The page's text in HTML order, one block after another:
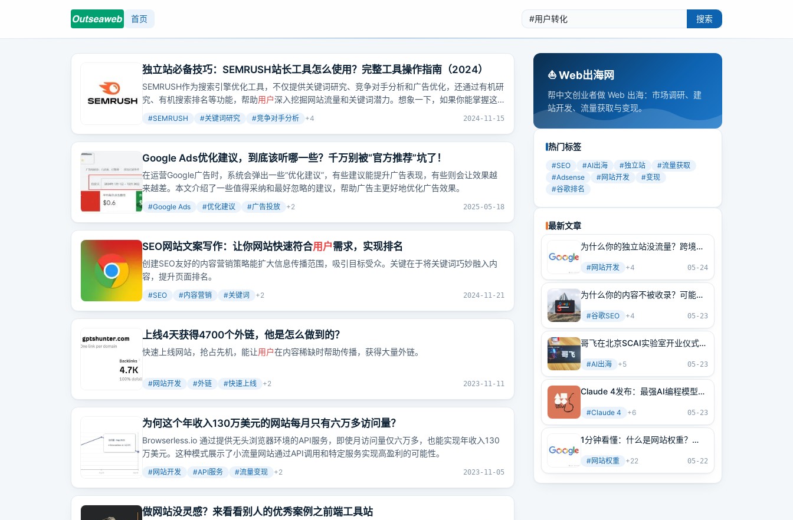
首页 搜索
独立站必备技巧：SEMRUSH站长工具怎么使用？完整工具操作指南（2024）
SEMRUSH作为搜索引擎优化工具，不仅提供关键词研究、竞争对手分析和广告优化，还通过有机研
究、有机搜索排名等功能，帮助用户深入挖掘网站流量和关键词潜力。想象一下，如果你能掌握这
些功能，是不是就能在SEO领域更进一步了呢？
#SEMRUSH #关键词研究 #竞争对手分析 +4 2024-11-15
Google Ads优化建议，到底该听哪一些？千万别被“官方推荐”坑了！
在运营Google广告时，系统会弹出一些“优化建议”，有些建议能提升广告表现，有些则会让效果越
来越差。本文介绍了一些值得采纳和最好忽略的建议，帮助广告主更好地优化广告效果。
#Google Ads #优化建议 #广告投放 +2 2025-05-18
SEO网站文案写作：让你网站快速符合用户需求，实现排名
创建SEO友好的内容营销策略能扩大信息传播范围，吸引目标受众。关键在于将关键词巧妙融入内
容，提升页面排名。
#SEO #内容营销 #关键词 +2 2024-11-21
上线4天获得4700个外链，他是怎么做到的？
快速上线网站，抢占先机，能让用户在内容稀缺时帮助传播，获得大量外链。
#网站开发 #外链 #快速上线 +2 2023-11-11
为何这个年收入130万美元的网站每月只有六万多访问量？
Browserless.io 通过提供无头浏览器环境的API服务，即使月访问量仅六万多，也能实现年收入130
万美元。这种模式展示了小流量网站通过API调用和特定服务实现高盈利的可能性。
#网站开发 #API服务 #流量变现 +2 2023-11-05
做网站没灵感？来看看别人的优秀案例之前端工具站
⛵️ Web出海网
帮中文创业者做 Web 出海：市场调研、建
站开发、流量获取与变现。
热门标签
#SEO #AI出海 #独立站 #流量获取
#Adsense #网站开发 #变现
#谷歌排名
最新文章
为什么你的独立站没流量？跨境卖
#网站开发 +4 05-24
为什么你的内容不被收录？可能是
方法
#谷歌SEO +4 05-23
哥飞在北京SCAI实验室开业仪式上
#AI出海 +5 05-23
Claude 4发布：最强AI编程模型
#Claude 4 +6 05-23
1分钟看懂：什么是网站权重？
南（原创不易）
#网站权重 +22 05-22